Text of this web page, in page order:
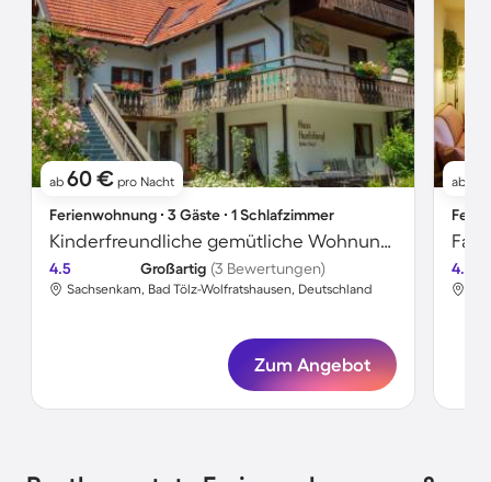
ab 60 € pro Nacht
Ferienwohnung ∙ 3 Gäste ∙ 1 Schlafzimmer
Kinderfreundliche gemütliche Wohnung | Haustiere erlaubt
4.5 Großartig (3 Bewertungen)
Sachsenkam, Bad Tölz-Wolfratshausen, Deutschland
Zum Angebot
ab
4.8